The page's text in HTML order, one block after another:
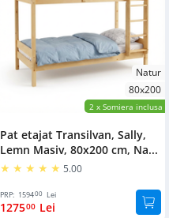
Natur
80x200
2 x Somiera inclusa
Pat etajat Transilvan, Sally,
Lemn Masiv, 80x200 cm, Na...
5.00
PRP: 159400 Lei
127500 Lei